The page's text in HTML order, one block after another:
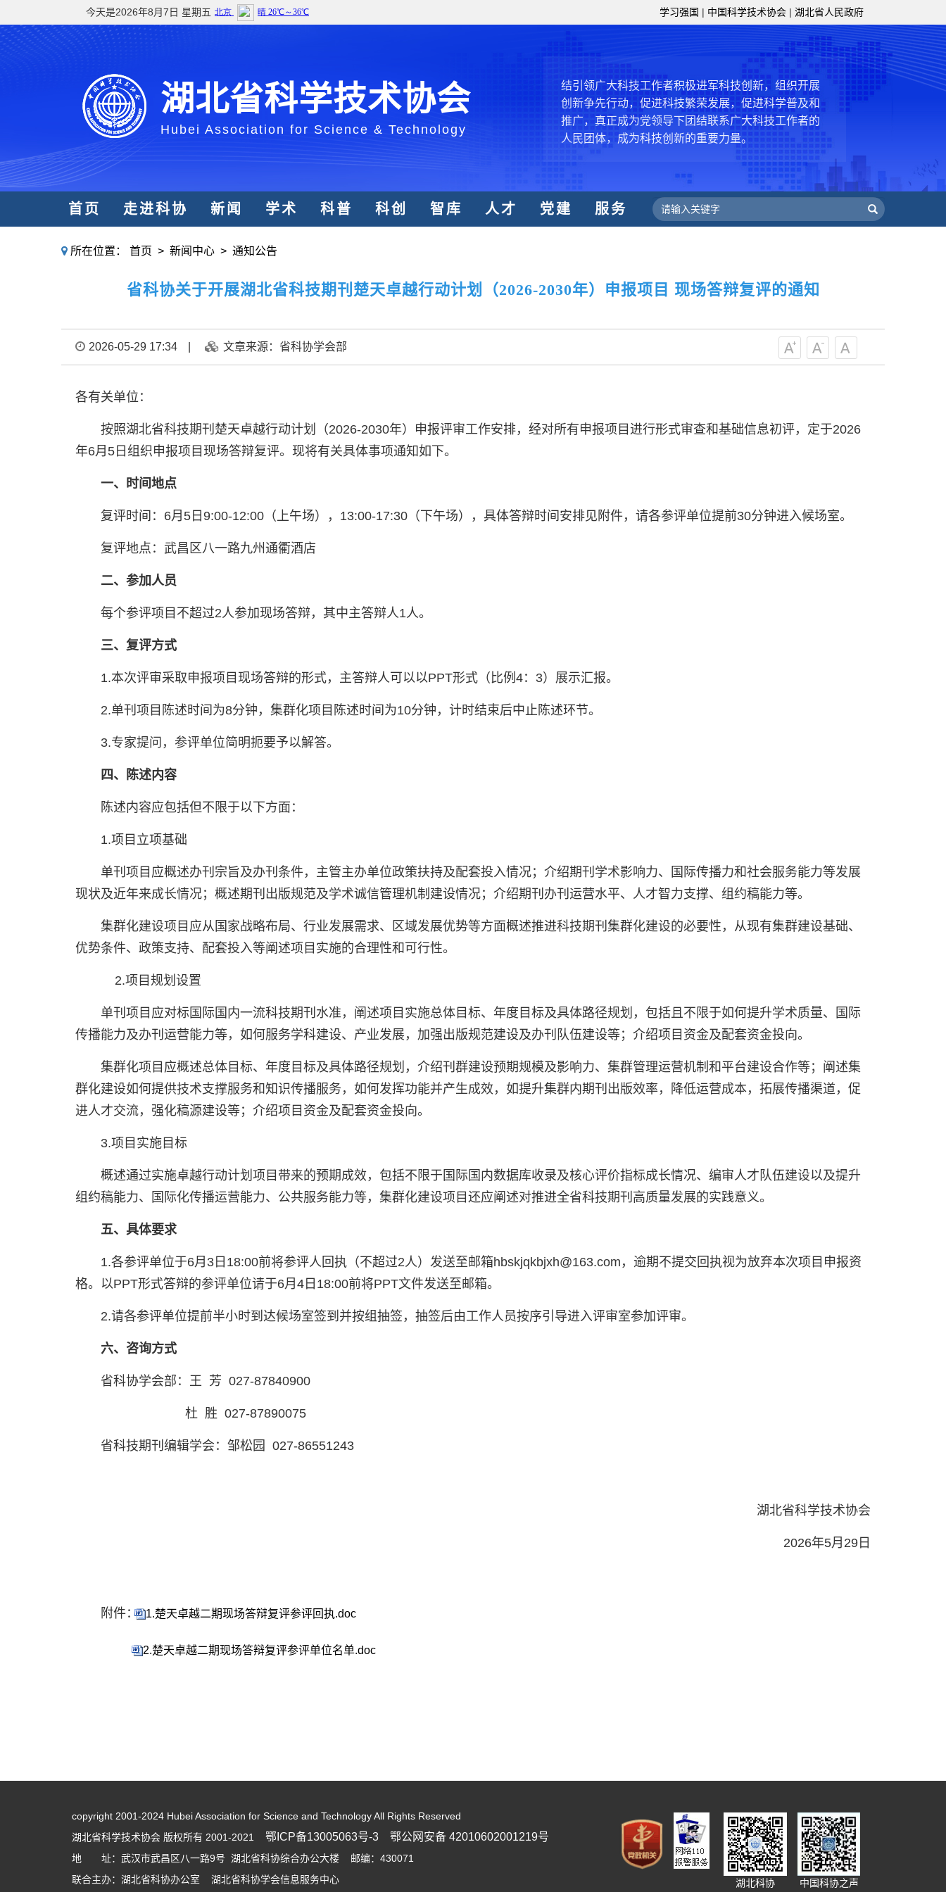
学习强国 | 中国科学技术协会 | 湖北省人民政府
今天是2026年8月7日 星期五
湖北省科学技术协会
Hubei Association for Science & Technology
中国科协各级组织要坚持为科技工作者服务、为
创新驱动发展服务、为提高全民科学素质服务、为党
和政府科学决策服务的职责定位,推动开放型、枢纽
型、平台型科协组织建设，接长手臂，扎根基层，团
结引领广大科技工作者积极进军科技创新，组织开展
创新争先行动，促进科技繁荣发展，促进科学普及和
推广，真正成为党领导下团结联系广大科技工作者的
人民团体，成为科技创新的重要力量。
——习近平 2016.5.30
中国科协要肩负起党和政府联系科技工作者桥梁
和纽带的职责，坚持为科技工作者服务、为创新驱动
发展服务、为提高全民科学素质服务、为党和政府科
合作，为全面建设社会主义现代化国家、推动构建人
中国科协各级组织要坚持为科技工作者服务、为
创新驱动发展服务、为提高全民科学素质服务、为党
创新争先行动，促进科技繁荣发展，促进科学普及和
中国科协要肩负起党和政府联系科技工作者桥梁
首页 走进科协 新闻 学术 科普 科创 智库 人才 党建 服务
所在位置： 首页 > 新闻中心 > 通知公告
省科协关于开展湖北省科技期刊楚天卓越行动计划（2026-2030年）申报项目 现场答辩复评的通知
2026-05-29 17:34 文章来源：省科协学会部
各有关单位：
按照湖北省科技期刊楚天卓越行动计划（2026-2030年）申报评审工作安排，经对所有申报项目进行形式审查和基础信息初评，定于2026
年6月5日组织申报项目现场答辩复评。现将有关具体事项通知如下。
一、时间地点
复评时间：6月5日9:00-12:00（上午场），13:00-17:30（下午场），具体答辩时间安排见附件，请各参评单位提前30分钟进入候场室。
复评地点：武昌区八一路九州通衢酒店
二、参加人员
每个参评项目不超过2人参加现场答辩，其中主答辩人1人。
三、复评方式
1.本次评审采取申报项目现场答辩的形式，主答辩人可以以PPT形式（比例4：3）展示汇报。
2.单刊项目陈述时间为8分钟，集群化项目陈述时间为10分钟，计时结束后中止陈述环节。
3.专家提问，参评单位简明扼要予以解答。
四、陈述内容
陈述内容应包括但不限于以下方面：
1.项目立项基础
单刊项目应概述办刊宗旨及办刊条件，主管主办单位政策扶持及配套投入情况；介绍期刊学术影响力、国际传播力和社会服务能力等发展
现状及近年来成长情况；概述期刊出版规范及学术诚信管理机制建设情况；介绍期刊办刊运营水平、人才智力支撑、组约稿能力等。
集群化建设项目应从国家战略布局、行业发展需求、区域发展优势等方面概述推进科技期刊集群化建设的必要性，从现有集群建设基础、
优势条件、政策支持、配套投入等阐述项目实施的合理性和可行性。
2.项目规划设置
单刊项目应对标国际国内一流科技期刊水准，阐述项目实施总体目标、年度目标及具体路径规划，包括且不限于如何提升学术质量、国际
传播能力及办刊运营能力等，如何服务学科建设、产业发展，加强出版规范建设及办刊队伍建设等；介绍项目资金及配套资金投向。
集群化项目应概述总体目标、年度目标及具体路径规划，介绍刊群建设预期规模及影响力、集群管理运营机制和平台建设合作等；阐述集
群化建设如何提供技术支撑服务和知识传播服务，如何发挥功能并产生成效，如提升集群内期刊出版效率，降低运营成本，拓展传播渠道，促
进人才交流，强化稿源建设等；介绍项目资金及配套资金投向。
3.项目实施目标
概述通过实施卓越行动计划项目带来的预期成效，包括不限于国际国内数据库收录及核心评价指标成长情况、编审人才队伍建设以及提升
组约稿能力、国际化传播运营能力、公共服务能力等，集群化建设项目还应阐述对推进全省科技期刊高质量发展的实践意义。
五、具体要求
1.各参评单位于6月3日18:00前将参评人回执（不超过2人）发送至邮箱hbskjqkbjxh@163.com，逾期不提交回执视为放弃本次项目申报资
格。以PPT形式答辩的参评单位请于6月4日18:00前将PPT文件发送至邮箱。
2.请各参评单位提前半小时到达候场室签到并按组抽签，抽签后由工作人员按序引导进入评审室参加评审。
六、咨询方式
省科协学会部：王 芳 027-87840900
杜 胜 027-87890075
省科技期刊编辑学会：邹松园 027-86551243
湖北省科学技术协会
2026年5月29日
附件：1.楚天卓越二期现场答辩复评参评回执.doc
2.楚天卓越二期现场答辩复评参评单位名单.doc
copyright 2001-2024 Hubei Association for Science and Technology All Rights Reserved
湖北省科学技术协会 版权所有 2001-2021 鄂ICP备13005063号-3 鄂公网安备 42010602001219号
地 址：武汉市武昌区八一路9号 湖北省科协综合办公大楼 邮编：430071
联合主办：湖北省科协办公室 湖北省科协学会信息服务中心
湖北科协
中国科协之声